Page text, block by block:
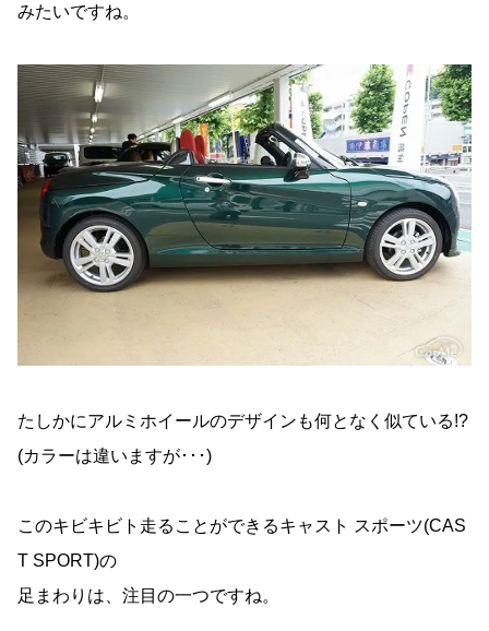
みたいですね。
たしかにアルミホイールのデザインも何となく似ている!?
(カラーは違いますが･･･)
このキビキビト走ることができるキャスト スポーツ(CAS
T SPORT)の
足まわりは、注目の一つですね。